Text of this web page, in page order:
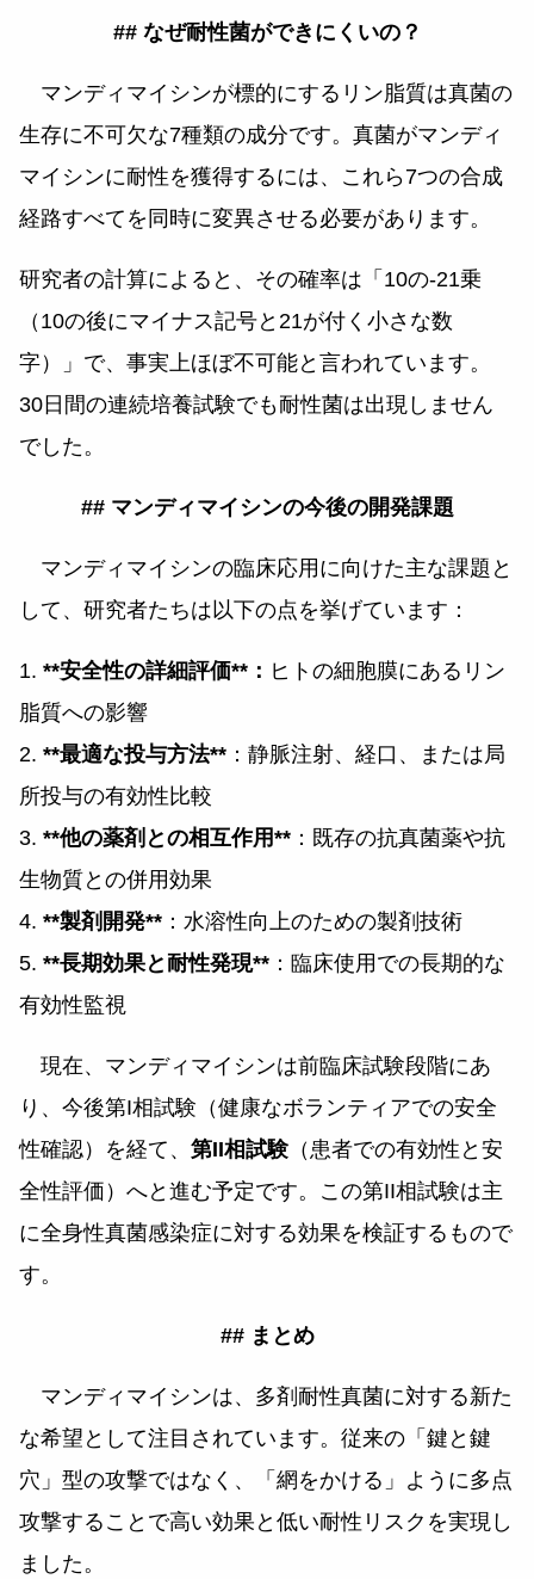
## なぜ耐性菌ができにくいの？
マンディマイシンが標的にするリン脂質は真菌の
生存に不可欠な7種類の成分です。真菌がマンディ
マイシンに耐性を獲得するには、これら7つの合成
経路すべてを同時に変異させる必要があります。
研究者の計算によると、その確率は「10の-21乗
（10の後にマイナス記号と21が付く小さな数
字）」で、事実上ほぼ不可能と言われています。
30日間の連続培養試験でも耐性菌は出現しません
でした。
## マンディマイシンの今後の開発課題
マンディマイシンの臨床応用に向けた主な課題と
して、研究者たちは以下の点を挙げています：
1.**安全性の詳細評価**： ヒトの細胞膜にあるリン
脂質への影響
2.**最適な投与方法** ：静脈注射、経口、または局
所投与の有効性比較
3.**他の薬剤との相互作用** ：既存の抗真菌薬や抗
生物質との併用効果
4. **製剤開発** ：水溶性向上のための製剤技術
5. **長期効果と耐性発現** ：臨床使用での長期的な
有効性監視
現在、マンディマイシンは前臨床試験段階にあ
り、今後第I相試験（健康なボランティアでの安全
性確認）を経て、第II相試験 （患者での有効性と安
全性評価）へと進む予定です。この第II相試験は主
に全身性真菌感染症に対する効果を検証するもので
す。
## まとめ
マンディマイシンは、多剤耐性真菌に対する新た
な希望として注目されています。従来の「鍵と鍵
穴」型の攻撃ではなく、「網をかける」ように多点
攻撃することで高い効果と低い耐性リスクを実現し
ました。